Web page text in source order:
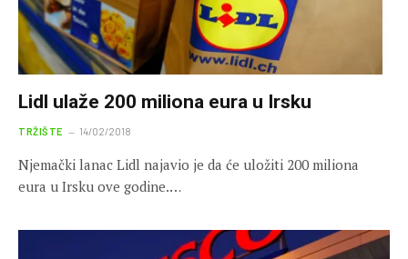
Lidl ulaže 200 miliona eura u Irsku
TRŽIŠTE 14/02/2018
Njemački lanac Lidl najavio je da će uložiti 200 miliona
eura u Irsku ove godine.…